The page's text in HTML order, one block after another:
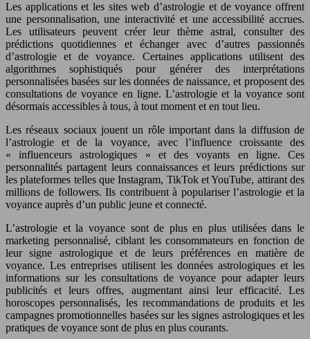
Les applications et les sites web d’astrologie et de voyance offrent
une personnalisation, une interactivité et une accessibilité accrues.
Les utilisateurs peuvent créer leur thème astral, consulter des
prédictions quotidiennes et échanger avec d’autres passionnés
d’astrologie et de voyance. Certaines applications utilisent des
algorithmes sophistiqués pour générer des interprétations
personnalisées basées sur les données de naissance, et proposent des
consultations de voyance en ligne. L’astrologie et la voyance sont
désormais accessibles à tous, à tout moment et en tout lieu.
Les réseaux sociaux jouent un rôle important dans la diffusion de
l’astrologie et de la voyance, avec l’influence croissante des
« influenceurs astrologiques » et des voyants en ligne. Ces
personnalités partagent leurs connaissances et leurs prédictions sur
les plateformes telles que Instagram, TikTok et YouTube, attirant des
millions de followers. Ils contribuent à populariser l’astrologie et la
voyance auprès d’un public jeune et connecté.
L’astrologie et la voyance sont de plus en plus utilisées dans le
marketing personnalisé, ciblant les consommateurs en fonction de
leur signe astrologique et de leurs préférences en matière de
voyance. Les entreprises utilisent les données astrologiques et les
informations sur les consultations de voyance pour adapter leurs
publicités et leurs offres, augmentant ainsi leur efficacité. Les
horoscopes personnalisés, les recommandations de produits et les
campagnes promotionnelles basées sur les signes astrologiques et les
pratiques de voyance sont de plus en plus courants.